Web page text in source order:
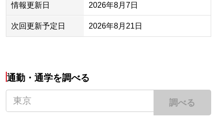
情報更新日 2026年8月7日
次回更新予定日 2026年8月21日
通勤・通学を調べる
調べる